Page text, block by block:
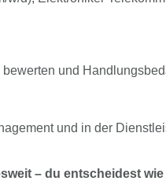
und
und in der
– du entscheidest wie